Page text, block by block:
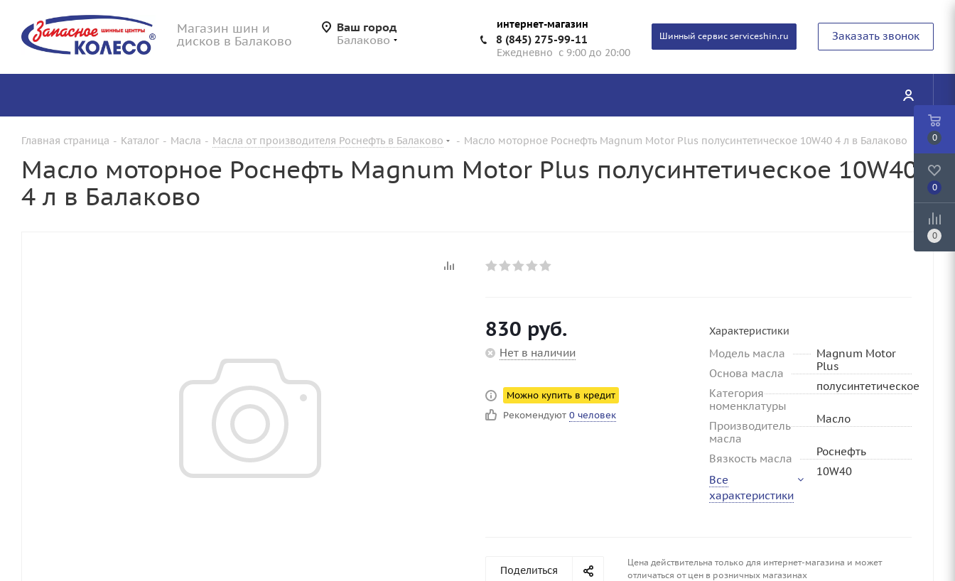
Магазин шин и
дисков в Балаково
Ваш город
Балаково
интернет-магазин
8 (845) 275-99-11
Ежедневно с 9:00 до 20:00
Шинный сервис serviceshin.ru Заказать звонок
Главная страница - Каталог - Масла - Масла от производителя Роснефть в Балаково - Масло моторное Роснефть Magnum Motor Plus полусинтетическое 10W40 4 л в Балаково
Масло моторное Роснефть Magnum Motor Plus полусинтетическое 10W40
4 л в Балаково
830 руб.
Нет в наличии
Можно купить в кредит
Рекомендуют 0 человек
Характеристики
Модель масла
Magnum Motor
Plus
Основа масла
полусинтетическое
Категория
номенклатуры
Масло
Производитель
масла
Роснефть
Вязкость масла
10W40
Все
характеристики
Поделиться
Цена действительна только для интернет-магазина и может
отличаться от цен в розничных магазинах
0
0
0